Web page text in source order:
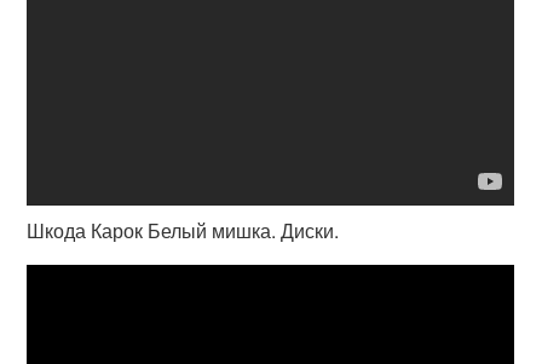
Шкода Карок Белый мишка. Диски.